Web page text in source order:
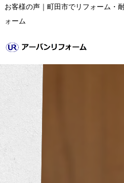
お客様の声｜町田市でリフォーム・
ォーム